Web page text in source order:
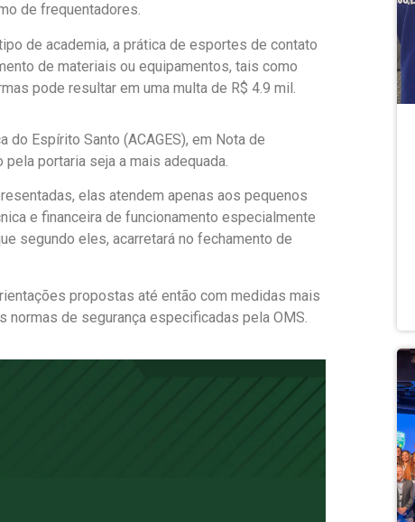
de frequentadores.
de academia, a prática de esportes de contato
de materiais ou equipamentos, tais como
pode resultar em uma multa de R$ 4.9 mil.
Espírito Santo (ACAGES), em Nota de
portaria seja a mais adequada.
elas atendem apenas aos pequenos
e financeira de funcionamento especialmente
segundo eles, acarretará no fechamento de
propostas até então com medidas mais
de segurança especificadas pela OMS.